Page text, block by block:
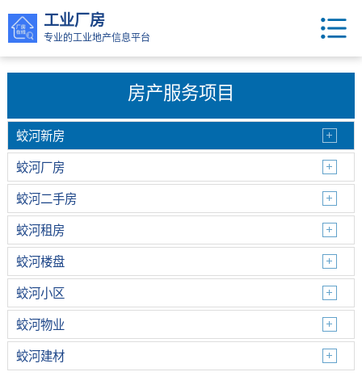
工业厂房
专业的工业地产信息平台
房产服务项目
蛟河新房
蛟河厂房
蛟河二手房
蛟河租房
蛟河楼盘
蛟河小区
蛟河物业
蛟河建材